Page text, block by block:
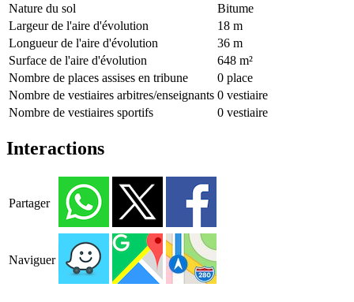
Nature du sol
Bitume
Largeur de l'aire d'évolution
18 m
Longueur de l'aire d'évolution
36 m
Surface de l'aire d'évolution
648 m²
Nombre de places assises en tribune
0 place
Nombre de vestiaires arbitres/enseignants 0 vestiaire
Nombre de vestiaires sportifs
0 vestiaire
Interactions
Partager
Naviguer